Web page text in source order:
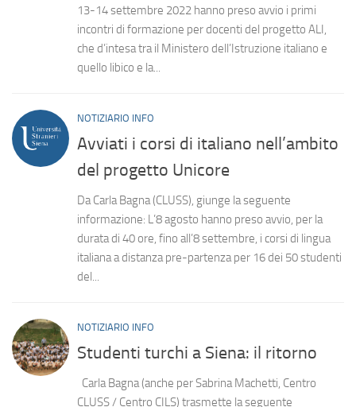
13-14 settembre 2022 hanno preso avvio i primi
incontri di formazione per docenti del progetto ALI,
che d’intesa tra il Ministero dell’Istruzione italiano e
quello libico e la...
NOTIZIARIO INFO
Avviati i corsi di italiano nell’ambito
del progetto Unicore
Da Carla Bagna (CLUSS), giunge la seguente
informazione: L’8 agosto hanno preso avvio, per la
durata di 40 ore, fino all’8 settembre, i corsi di lingua
italiana a distanza pre-partenza per 16 dei 50 studenti
del...
NOTIZIARIO INFO
Studenti turchi a Siena: il ritorno
Carla Bagna (anche per Sabrina Machetti, Centro
CLUSS / Centro CILS) trasmette la seguente